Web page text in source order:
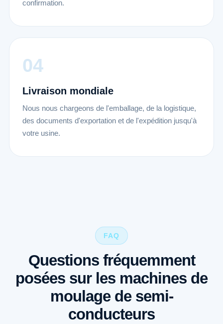
confirmation.
Livraison mondiale
Nous nous chargeons de l'emballage, de la logistique,
des documents d'exportation et de l'expédition jusqu'à
votre usine.
FAQ
Questions fréquemment
posées sur les machines de
moulage de semi-
conducteurs